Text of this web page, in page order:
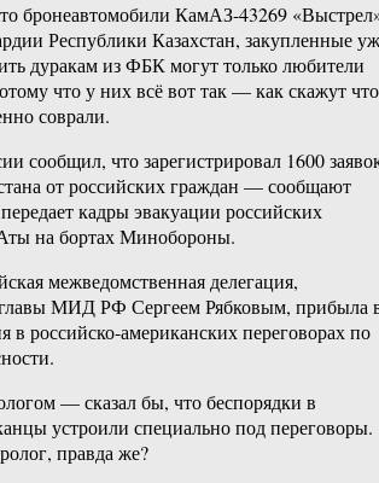
бронеавтомобили КамАЗ-43269
Республики Казахстан, закупленные
дуракам из ФБК могут только любители
что у них всё вот так — как скажут
соврали.
сообщил, что зарегистрировал 1600
от российских граждан — сообщают
кадры эвакуации российских
на бортах Минобороны.
межведомственная делегация,
МИД РФ Сергеем Рябковым, прибыла
в российско-американских переговорах по
— сказал бы, что беспорядки в
устроили специально под переговоры.
правда же?